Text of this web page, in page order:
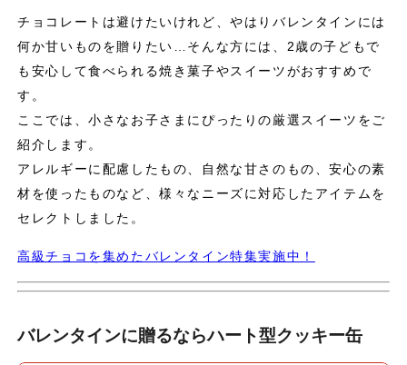
チョコレートは避けたいけれど、やはりバレンタインには
何か甘いものを贈りたい…そんな方には、2歳の子どもで
も安心して食べられる焼き菓子やスイーツがおすすめで
す。
ここでは、小さなお子さまにぴったりの厳選スイーツをご
紹介します。
アレルギーに配慮したもの、自然な甘さのもの、安心の素
材を使ったものなど、様々なニーズに対応したアイテムを
セレクトしました。
高級チョコを集めたバレンタイン特集実施中！
バレンタインに贈るならハート型クッキー缶